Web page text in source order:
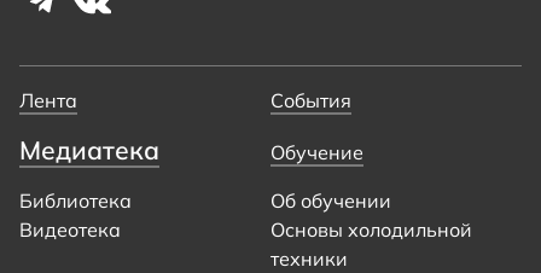
Лента События
Медиатека
Библиотека
Видеотека
Обучение
Об обучении
Основы холодильной
техники